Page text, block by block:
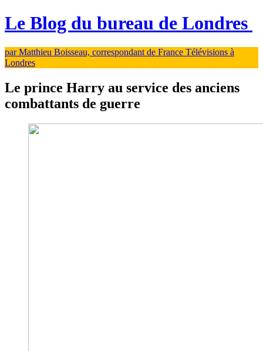
Le Blog du bureau de Londres
par Matthieu Boisseau, correspondant de France Télévisions à
Londres
Le prince Harry au service des anciens
combattants de guerre